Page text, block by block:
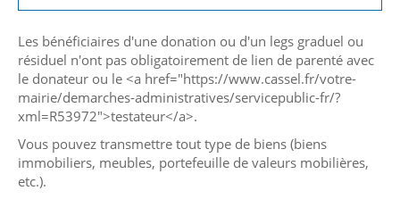
Les bénéficiaires d'une donation ou d'un legs graduel ou
résiduel n'ont pas obligatoirement de lien de parenté avec
le donateur ou le <a href="https://www.cassel.fr/votre-
mairie/demarches-administratives/servicepublic-fr/?
xml=R53972">testateur</a>.
Vous pouvez transmettre tout type de biens (biens
immobiliers, meubles, portefeuille de valeurs mobilières,
etc.).